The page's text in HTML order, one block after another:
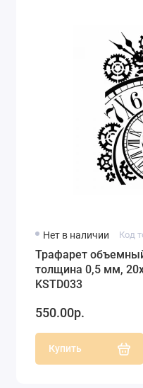
Нет в наличии Код
Трафарет
толщина 0,5 мм,
KSTD033
550.00р.
Купить